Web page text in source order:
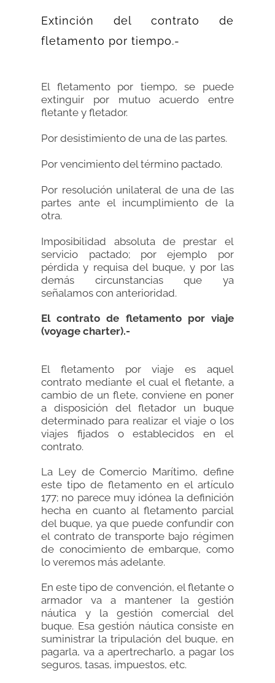
Extinción del contrato de
fletamento por tiempo.-
El fletamento por tiempo, se puede
extinguir por mutuo acuerdo entre
fletante y fletador.
Por desistimiento de una de las partes.
Por vencimiento del término pactado.
Por resolución unilateral de una de las
partes ante el incumplimiento de la
otra.
Imposibilidad absoluta de prestar el
servicio pactado; por ejemplo por
pérdida y requisa del buque, y por las
demás circunstancias que ya
señalamos con anterioridad.
El contrato de fletamento por viaje
(voyage charter).-
El fletamento por viaje es aquel
contrato mediante el cual el fletante, a
cambio de un flete, conviene en poner
a disposición del fletador un buque
determinado para realizar el viaje o los
viajes fijados o establecidos en el
contrato.
La Ley de Comercio Marítimo, define
este tipo de fletamento en el artículo
177; no parece muy idónea la definición
hecha en cuanto al fletamento parcial
del buque, ya que puede confundir con
el contrato de transporte bajo régimen
de conocimiento de embarque, como
lo veremos más adelante.
En este tipo de convención, el fletante o
armador va a mantener la gestión
náutica y la gestión comercial del
buque. Esa gestión náutica consiste en
suministrar la tripulación del buque, en
pagarla, va a apertrecharlo, a pagar los
seguros, tasas, impuestos, etc.